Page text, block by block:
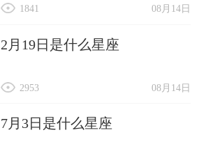
08月14日
1841
2月19日是什么星座
08月14日
2953
7月3日是什么星座